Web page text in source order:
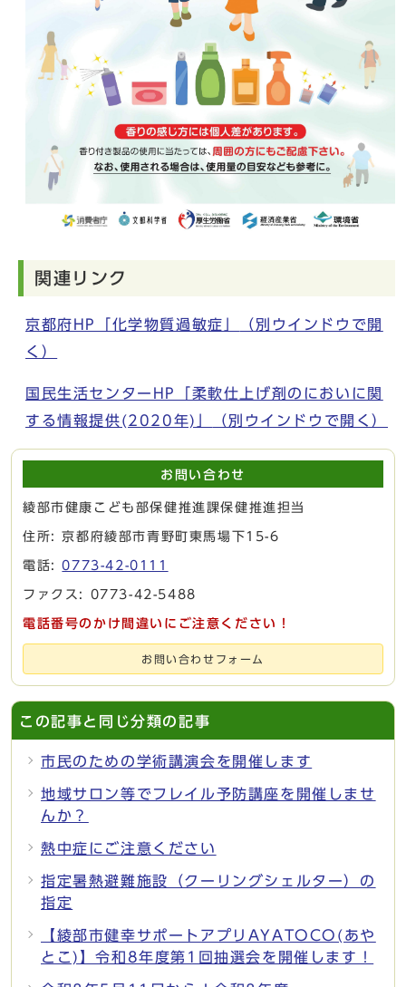
関連リンク
京都府HP「化学物質過敏症」
（別ウインドウで開
く）
国民生活センターHP「柔軟仕上げ剤のにおいに関
する情報提供(2020年)」
（別ウインドウで開く）
お問い合わせ
綾部市健康こども部保健推進課保健推進担当
住所: 京都府綾部市青野町東馬場下15-6
電話:0773-42-0111
ファクス: 0773-42-5488
電話番号のかけ間違いにご注意ください！
お問い合わせフォーム
この記事と同じ分類の記事
市民のための学術講演会を開催します
地域サロン等でフレイル予防講座を開催しませ
んか？
熱中症にご注意ください
指定暑熱避難施設（クーリングシェルター）の
指定
【綾部市健幸サポートアプリAYATOCO(あや
とこ)】令和8年度第1回抽選会を開催します！